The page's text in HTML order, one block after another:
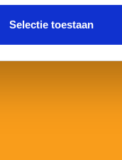
Selectie toestaan